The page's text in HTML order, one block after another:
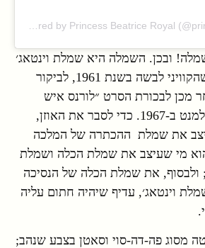
ובכן. השמלה היא שמלת וינטאג׳
של נורמן הארטנל, שהקוויני לבשה בשנת 1961, לביקור
מכן לבכורת הסרט ״לורנס איש
ערב״, ולפתיחת הפרלמנט ב-1967. כדי לסבר את האוזן,
את שמלת ההכתרה של המלכה
בשנת 1937; הוא מי שעיצב את שמלת הכלה ושמלת
ולבסוף, את שמלת הכלה של הנסיכה
וינטאג׳, עדיף שיהיה חתום עליה
מסוג פה-דה-סוי וסאטן בצבע שנהב;